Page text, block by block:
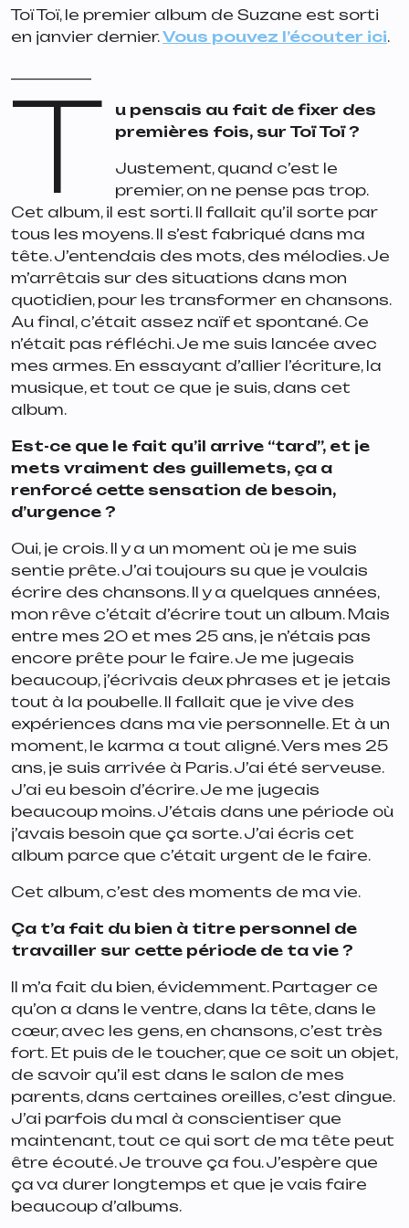
Toï Toï, le premier album de Suzane est sorti
en janvier dernier.Vous pouvez l’écouter ici.
T
u pensais au fait de fixer des
premières fois, sur Toï Toï ?
Justement, quand c’est le
premier, on ne pense pas trop.
Cet album, il est sorti. Il fallait qu’il sorte par
tous les moyens. Il s’est fabriqué dans ma
tête. J’entendais des mots, des mélodies. Je
m’arrêtais sur des situations dans mon
quotidien, pour les transformer en chansons.
Au final, c’était assez naïf et spontané. Ce
n’était pas réfléchi. Je me suis lancée avec
mes armes. En essayant d’allier l’écriture, la
musique, et tout ce que je suis, dans cet
album.
Est-ce que le fait qu’il arrive “tard”, et je
mets vraiment des guillemets, ça a
renforcé cette sensation de besoin,
d’urgence ?
Oui, je crois. Il y a un moment où je me suis
sentie prête. J’ai toujours su que je voulais
écrire des chansons. Il y a quelques années,
mon rêve c’était d’écrire tout un album. Mais
entre mes 20 et mes 25 ans, je n’étais pas
encore prête pour le faire. Je me jugeais
beaucoup, j’écrivais deux phrases et je jetais
tout à la poubelle. Il fallait que je vive des
expériences dans ma vie personnelle. Et à un
moment, le karma a tout aligné. Vers mes 25
ans, je suis arrivée à Paris. J’ai été serveuse.
J’ai eu besoin d’écrire. Je me jugeais
beaucoup moins. J’étais dans une période où
j’avais besoin que ça sorte. J’ai écris cet
album parce que c’était urgent de le faire.
Cet album, c’est des moments de ma vie.
Ça t’a fait du bien à titre personnel de
travailler sur cette période de ta vie ?
Il m’a fait du bien, évidemment. Partager ce
qu’on a dans le ventre, dans la tête, dans le
cœur, avec les gens, en chansons, c’est très
fort. Et puis de le toucher, que ce soit un objet,
de savoir qu’il est dans le salon de mes
parents, dans certaines oreilles, c’est dingue.
J’ai parfois du mal à conscientiser que
maintenant, tout ce qui sort de ma tête peut
être écouté. Je trouve ça fou. J’espère que
ça va durer longtemps et que je vais faire
beaucoup d’albums.